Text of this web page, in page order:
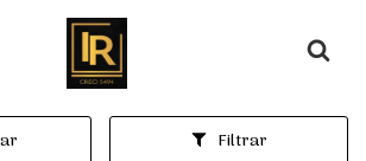
Página inicial
Filtrar